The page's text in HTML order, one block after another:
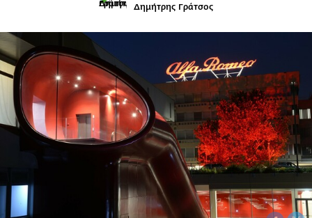
Δημήτρης Γράτσος